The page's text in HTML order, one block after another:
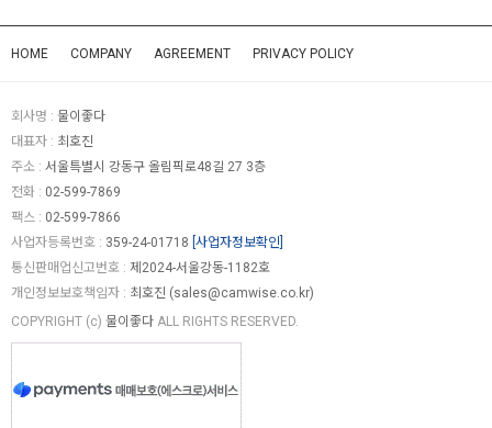
HOME COMPANY AGREEMENT PRIVACY POLICY
회사명 : 물이좋다
대표자 : 최호진
주소 : 서울특별시 강동구 올림픽로48길 27 3층
전화 : 02-599-7869
팩스 : 02-599-7866
사업자등록번호 : 359-24-01718 [사업자정보확인]
통신판매업신고번호 : 제2024-서울강동-1182호
개인정보보호책임자 : 최호진 (sales@camwise.co.kr)
COPYRIGHT (c) 물이좋다 ALL RIGHTS RESERVED.